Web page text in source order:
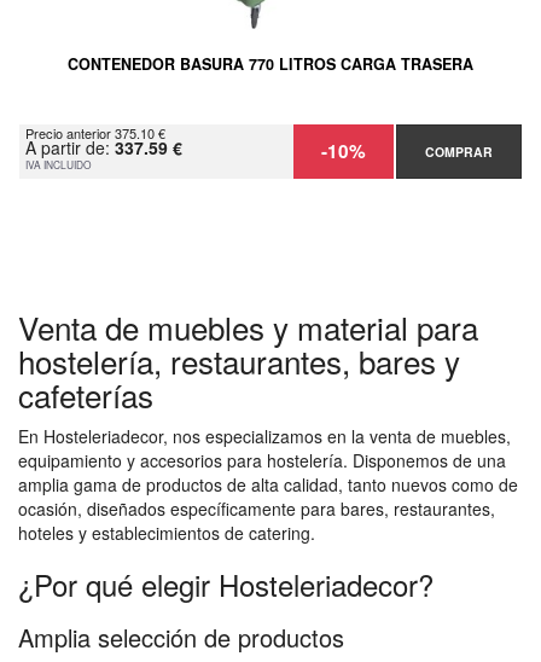
CONTENEDOR BASURA 770 LITROS CARGA TRASERA
Precio anterior 375.10 €
A partir de: 337.59 €
IVA INCLUIDO -10% COMPRAR
Venta de muebles y material para
hostelería, restaurantes, bares y
cafeterías
En Hosteleriadecor, nos especializamos en la venta de muebles,
equipamiento y accesorios para hostelería. Disponemos de una
amplia gama de productos de alta calidad, tanto nuevos como de
ocasión, diseñados específicamente para bares, restaurantes,
hoteles y establecimientos de catering.
¿Por qué elegir Hosteleriadecor?
Amplia selección de productos